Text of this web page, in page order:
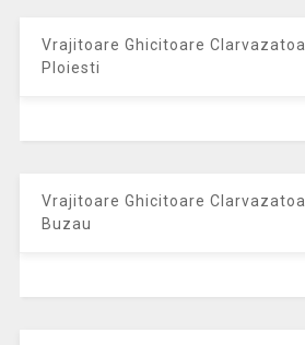
Vrajitoare Ghicitoare
Ploiesti
Vrajitoare Ghicitoare
Buzau